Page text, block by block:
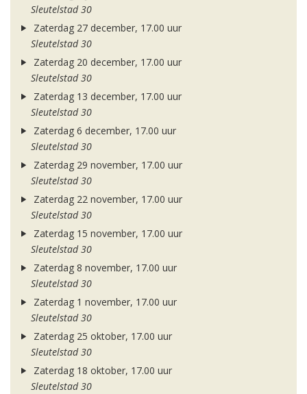
Sleutelstad 30
Zaterdag 27 december, 17.00 uur
Sleutelstad 30
Zaterdag 20 december, 17.00 uur
Sleutelstad 30
Zaterdag 13 december, 17.00 uur
Sleutelstad 30
Zaterdag 6 december, 17.00 uur
Sleutelstad 30
Zaterdag 29 november, 17.00 uur
Sleutelstad 30
Zaterdag 22 november, 17.00 uur
Sleutelstad 30
Zaterdag 15 november, 17.00 uur
Sleutelstad 30
Zaterdag 8 november, 17.00 uur
Sleutelstad 30
Zaterdag 1 november, 17.00 uur
Sleutelstad 30
Zaterdag 25 oktober, 17.00 uur
Sleutelstad 30
Zaterdag 18 oktober, 17.00 uur
Sleutelstad 30